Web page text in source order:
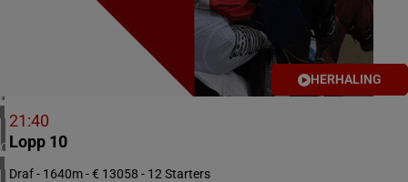
VERENIGD KONINKRIJK
IERLAND
1 meeting(s)
CHILI
1 meeting(s)
HERHALING
21:40
Lopp 10
Draf - 1640m - € 13058 - 12 Starters